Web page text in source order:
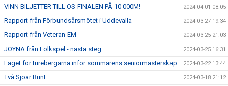
VINN BILJETTER TILL OS-FINALEN PÅ 10 000M! 2024-04-01 08:05
Rapport från Förbundsårsmötet i Uddevalla 2024-03-27 19:34
Rapport från Veteran-EM 2024-03-25 21:03
JOYNA från Folkspel - nästa steg 2024-03-25 16:31
Läget för turebergarna inför sommarens seniormästerskap 2024-03-22 13:44
Två Sjöar Runt 2024-03-18 21:12